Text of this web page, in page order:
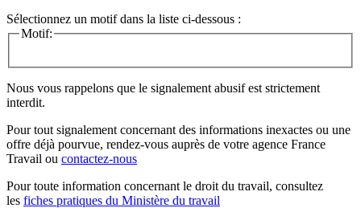
Sélectionnez un motif dans la liste ci-dessous :
Motif:
Nous vous rappelons que le signalement abusif est strictement
interdit.
Pour tout signalement concernant des informations inexactes ou une
offre déjà pourvue, rendez-vous auprès de votre agence France
Travail ou contactez-nous
Pour toute information concernant le droit du travail, consultez
les fiches pratiques du Ministère du travail